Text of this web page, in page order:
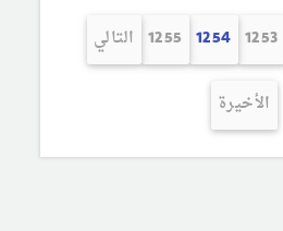
1253
1254
1255 التالي
الأخيرة